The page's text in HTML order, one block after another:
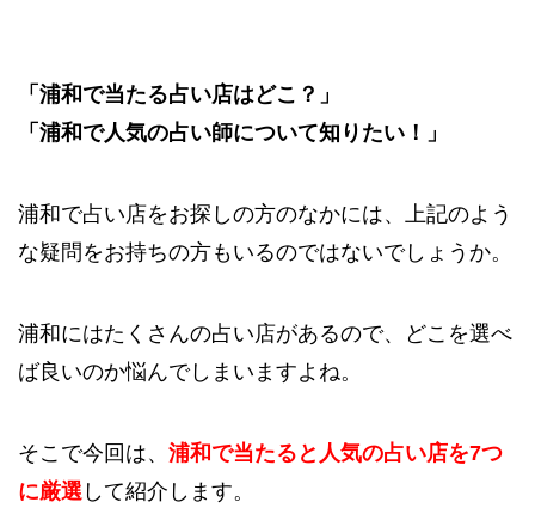
「浦和で当たる占い店はどこ？」
「浦和で人気の占い師について知りたい！」
浦和で占い店をお探しの方のなかには、上記のよう
な疑問をお持ちの方もいるのではないでしょうか。
浦和にはたくさんの占い店があるので、どこを選べ
ば良いのか悩んでしまいますよね。
そこで今回は、 浦和で当たると人気の占い店を7つ
に厳選 して紹介します。